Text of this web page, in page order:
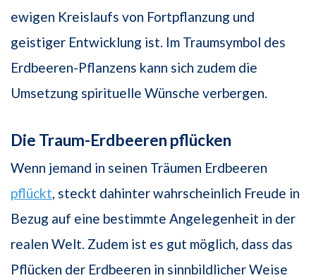
ewigen Kreislaufs von Fortpflanzung und
geistiger Entwicklung ist. Im Traumsymbol des
Erdbeeren-Pflanzens kann sich zudem die
Umsetzung spirituelle Wünsche verbergen.
Die Traum-Erdbeeren pflücken
Wenn jemand in seinen Träumen Erdbeeren
pflückt , steckt dahinter wahrscheinlich Freude in
Bezug auf eine bestimmte Angelegenheit in der
realen Welt. Zudem ist es gut möglich, dass das
Pflücken der Erdbeeren in sinnbildlicher Weise